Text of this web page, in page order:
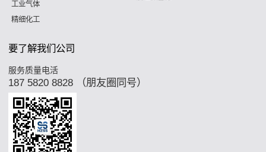
工业气体
精细化工
要了解我们公司
服务质量电活
187 5820 8828 （朋友圈同号）